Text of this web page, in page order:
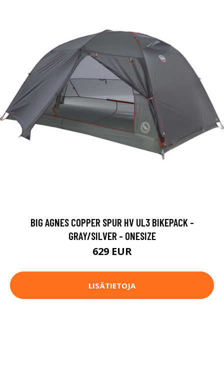
BIG AGNES COPPER SPUR HV UL3 BIKEPACK -
GRAY/SILVER - ONESIZE
629 EUR
LISÄTIETOJA